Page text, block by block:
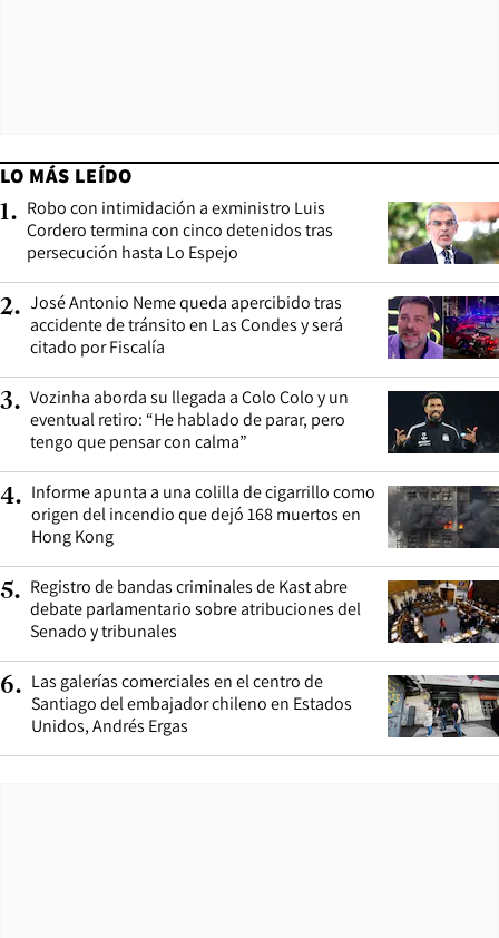
LO MÁS LEÍDO
1. Robo con intimidación a exministro Luis
Cordero termina con cinco detenidos tras
persecución hasta Lo Espejo
2. José Antonio Neme queda apercibido tras
accidente de tránsito en Las Condes y será
citado por Fiscalía
3. Vozinha aborda su llegada a Colo Colo y un
eventual retiro: “He hablado de parar, pero
tengo que pensar con calma”
4. Informe apunta a una colilla de cigarrillo como
origen del incendio que dejó 168 muertos en
Hong Kong
5. Registro de bandas criminales de Kast abre
debate parlamentario sobre atribuciones del
Senado y tribunales
6. Las galerías comerciales en el centro de
Santiago del embajador chileno en Estados
Unidos, Andrés Ergas